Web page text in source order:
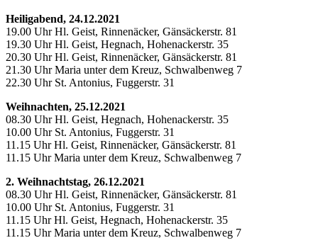
Heiligabend, 24.12.2021
19.00 Uhr Hl. Geist, Rinnenäcker, Gänsäckerstr. 81
19.30 Uhr Hl. Geist, Hegnach, Hohenackerstr. 35
20.30 Uhr Hl. Geist, Rinnenäcker, Gänsäckerstr. 81
21.30 Uhr Maria unter dem Kreuz, Schwalbenweg 7
22.30 Uhr St. Antonius, Fuggerstr. 31
Weihnachten, 25.12.2021
08.30 Uhr Hl. Geist, Hegnach, Hohenackerstr. 35
10.00 Uhr St. Antonius, Fuggerstr. 31
11.15 Uhr Hl. Geist, Rinnenäcker, Gänsäckerstr. 81
11.15 Uhr Maria unter dem Kreuz, Schwalbenweg 7
2. Weihnachtstag, 26.12.2021
08.30 Uhr Hl. Geist, Rinnenäcker, Gänsäckerstr. 81
10.00 Uhr St. Antonius, Fuggerstr. 31
11.15 Uhr Hl. Geist, Hegnach, Hohenackerstr. 35
11.15 Uhr Maria unter dem Kreuz, Schwalbenweg 7